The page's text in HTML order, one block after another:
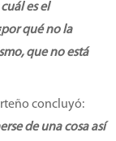
es el
qué no la
que no está
concluyó:
de una cosa así